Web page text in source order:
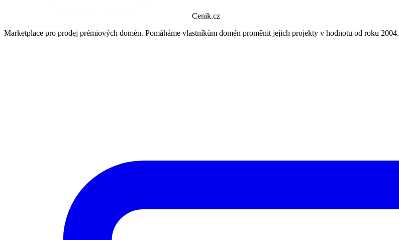
Cenik.cz
Marketplace pro prodej prémiových domén. Pomáháme vlastníkům domén proměnit jejich projekty v hodnotu od roku 2004.